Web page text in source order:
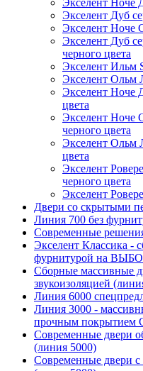
Экселент Ноче
Экселент Дуб
Экселент Ноче
Экселент Дуб
черного цвета
Экселент Ильм
Экселент Ольм
Экселент Ноче
цвета
Экселент Ноче
черного цвета
Экселент Ольм
цвета
Экселент
черного цвета
Экселент
Двери со скрытыми
Линия 700 без
Современные
Экселент Классика -
фурнитурой на
Сборные массивные
звукоизоляцией
Линия 6000
Линия 3000 -
прочным покрытием
Современные двери
(линия 5000)
Современные двери